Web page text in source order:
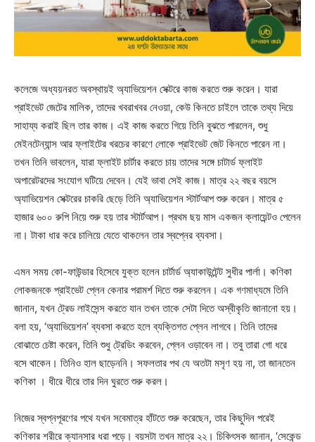
কলেজে অধ্যয়নরত অবস্থায়ই অ্যাভিয়েশন সেক্টরে কাজ করতে শুরু করেন। যারা
প্রাইভেট জেটের মালিক, তাদের খবরাখবর নেওয়া, কেউ কিনতে চাইলে তাকে তথ্য দিয়ে
সাহায্য করাই ছিল তার কাজ। এই কাজ করতে গিয়ে তিনি বুঝতে পারলেন, শুধু
মেইনটেন্যান্স আর ফ্লাইটের খরচের কারণে লোকে প্রাইভেট জেট কিনতে পারেন না।
তখন তিনি ভাবলেন, যারা ফ্লাইট চার্টার করতে চায় তাদের সঙ্গে চাটার্ড ফ্লাইট
অপারেটরদের সংযোগ ঘটিয়ে দেবেন। যেই ভাবা সেই কাজ। মাত্র ২২ বছর বয়সে
অ্যাভিয়েশন সেক্টরের চাকরি ছেড়ে তিনি অ্যাভিয়েশন স্টার্টআপ শুরু করেন। মাত্র ৫
হাজার ৬০০ রুপি নিয়ে শুরু হয় তার স্টার্টআপ। প্রথম ছয় মাস একজন ক্লায়েন্টও পেলেন
না। টাকা ধার করে চালিয়ে যেতে থাকলেন তার স্বপ্নের ব্যবসা।
এমন সময় কো-ফাউন্ডার হিসেবে যুক্ত হলেন চার্টার্ড অ্যাকাউন্টেন্ট সুধীর পার্লা। কণিকা
লোকজনকে প্রাইভেট প্লেন কেনার পরামর্শ দিতে শুরু করলেন। এক গণমাধ্যমে তিনি
জানান, যখন ট্রেড লাইসেন্স করতে যান তখন তাকে সেটা দিতে অস্বীকৃতি জানানো হয়।
বলা হয়, ‘অ্যাভিয়েশন’ ব্যবসা করতে হলে ব্যক্তিগত প্লেন লাগবে। তিনি তাদের
বোঝাতে চেষ্টা করেন, তিনি শুধু ট্রেডিং করবেন, প্লেন ওড়াবেন না। তবু তারা গো ধরে
বসে থাকেন। তিনিও হাল ছাড়েননি। সফলতার পথ যে অতটা মসৃণ হয় না, তা জানতেন
কণিকা । ধীরে ধীরে তার দিন ঘুরতে শুরু করল।
নিজের স্বপ্নপূরণের পথে যখন সবেমাত্র হাঁটতে শুরু করেছেন, তার কিছুদিন পরেই
কণিকার শরীরে ক্যানসার ধরা পড়ে। বয়সটা তখন মাত্র ২২। চিকিৎসক জানান, ‘সেকেন্ড